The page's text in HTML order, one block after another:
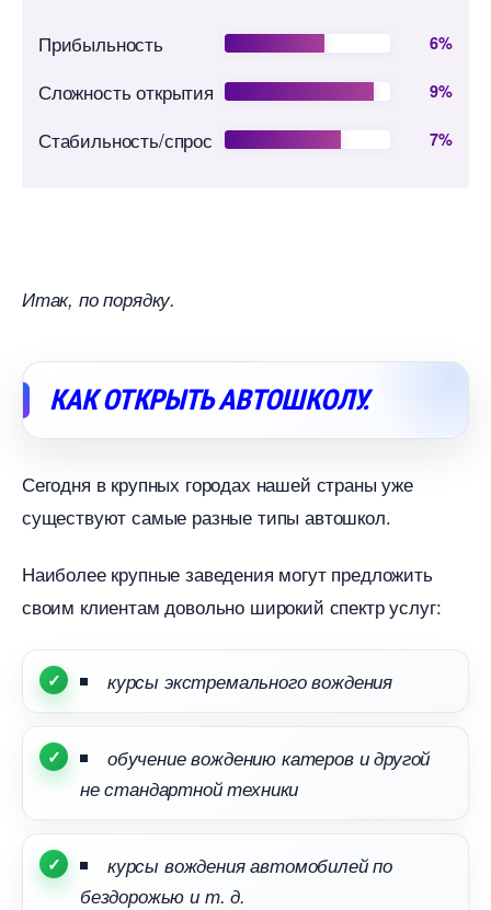
Прибыльность 6%
Сложность открытия 9%
Стабильность/спрос 7%
Итак, по порядку.
КАК ОТКРЫТЬ АВТОШКОЛУ.
Сегодня в крупных городах нашей страны уже
существуют самые разные типы автошкол.
Наиболее крупные заведения могут предложить
своим клиентам довольно широкий спектр услуг:
курсы экстремального вождения
обучение вождению катеров и другой
не стандартной техники
курсы вождения автомобилей по
ездорожью и т. д.